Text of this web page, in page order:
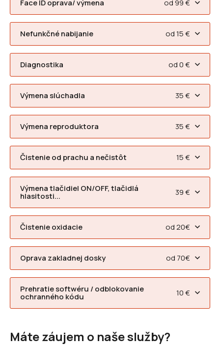
Face ID oprava/ výmena od 99 €
Nefunkčné nabijanie od 15 €
Diagnostika od 0 €
Výmena slúchadla 35 €
Výmena reproduktora 35 €
Čistenie od prachu a nečistôt 15 €
Výmena tlačidiel ON/OFF, tlačidlá
hlasitosti... 39 €
Čistenie oxidacie od 20€
Oprava zakladnej dosky od 70€
Prehratie softwéru / odblokovanie
ochranného kódu 10 €
Máte záujem o naše služby?